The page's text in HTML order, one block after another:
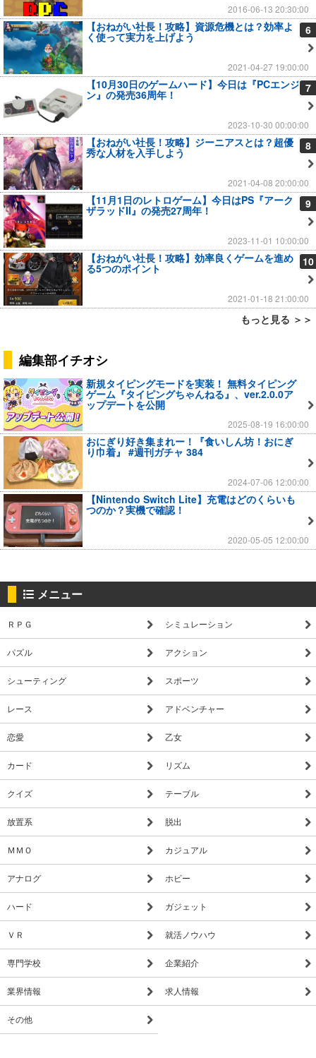
2016-06-13 20:30:00
6
【おねがい社長！攻略】資源危機とは？効率よ
く使って実力を上げよう
2021-04-27 19:00:00
7
【10月30日のゲームハード】今日は『PCエンジ
ン』の発売36周年！
2023-10-30 00:00:00
8
【おねがい社長！攻略】ジーニアスとは？超優
秀な人材を入手しよう
2021-04-08 20:00:00
9
【11月1日のレトロゲーム】今日はPS『アーク
ザラッドII』の発売27周年！
2023-11-01 10:00:00
10
【おねがい社長！攻略】効率良くゲームを進め
る5つのポイント
2021-01-18 21:00:00
もっと見る ＞＞
編集部イチオシ
新規タイピングモードを実装！ 無料タイピング
ゲーム『タイピングちゃんねる』、ver.2.0.0ア
ップデートを公開
2025-08-19 16:00:00
おにぎり好き集まれー！『食いしん坊！おにぎ
り巾着』 #週刊ガチャ 384
2024-07-06 12:00:00
【Nintendo Switch Lite】充電はどのくらいも
つのか？実機で確認！
2020-05-05 12:00:00
メニュー
ＲＰＧ シミュレーション
パズル アクション
シューティング スポーツ
レース アドベンチャー
恋愛 乙女
カード リズム
クイズ テーブル
放置系 脱出
ＭＭＯ カジュアル
アナログ ホビー
ハード ガジェット
ＶＲ 就活ノウハウ
専門学校 企業紹介
業界情報 求人情報
その他